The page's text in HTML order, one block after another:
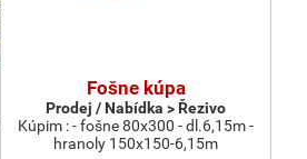
Fošne kúpa
Prodej / Nabídka > Řezivo
Kúpim : - fošne 80x300 - dl.6,15m -
hranoly 150x150-6,15m